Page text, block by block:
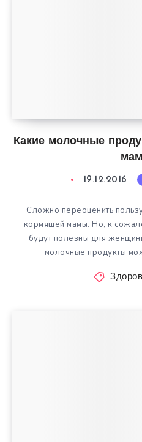
Какие молочные
19.12.2016
Сложно переоценить
кормящей мамы. Но, к
будут полезны для
молочные продукты